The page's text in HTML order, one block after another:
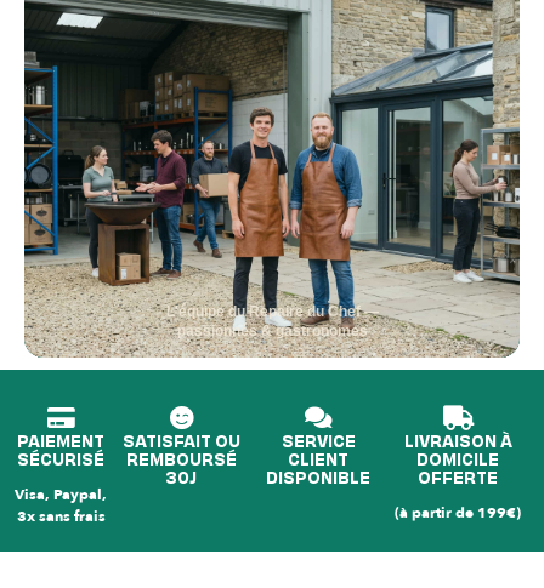
L'équipe du Repaire du Chef —
passionnés & gastronomes
PAIEMENT
SÉCURISÉ
Visa, Paypal,
3x sans frais
SATISFAIT OU
REMBOURSÉ
30J
SERVICE
CLIENT
DISPONIBLE
LIVRAISON À
DOMICILE
OFFERTE
(à partir de 199€)